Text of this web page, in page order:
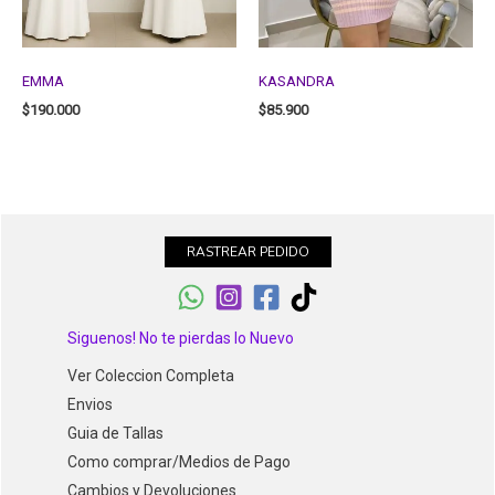
EMMA
$190.000
KASANDRA
$85.900
RASTREAR PEDIDO
Siguenos! No te pierdas lo Nuevo
Ver Coleccion Completa
Envios
Guia de Tallas
Como comprar/Medios de Pago
Cambios y Devoluciones